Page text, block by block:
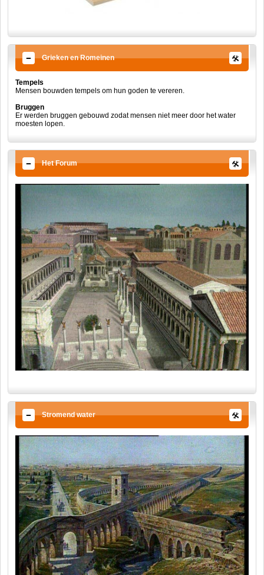
Grieken en Romeinen
Tempels
Mensen bouwden tempels om hun goden te vereren.
Bruggen
Er werden bruggen gebouwd zodat mensen niet meer door het water
moesten lopen.
Het Forum
Stromend water